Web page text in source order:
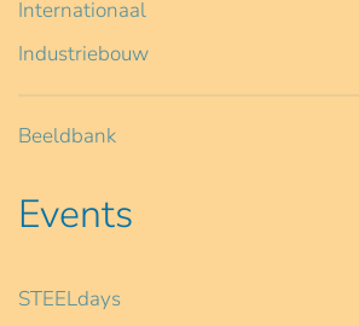
Internationaal
Industriebouw
Beeldbank
Events
STEELdays